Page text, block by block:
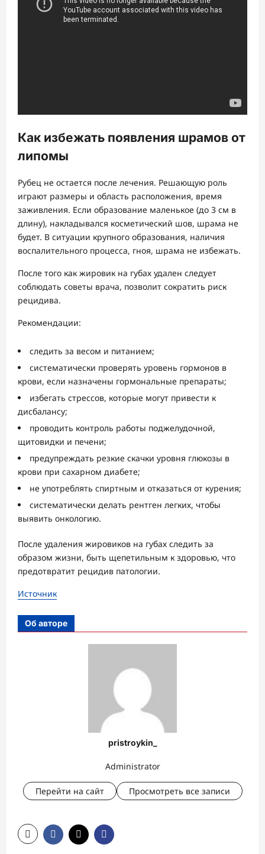
Как избежать появления шрамов от
липомы
Рубец не остается после лечения. Решающую роль
играют размеры и область расположения, время
заживления. Если образование маленькое (до 3 см в
длину), накладывался косметический шов, шрама не
будет. В ситуации крупного образования, наличия
воспалительного процесса, гноя, шрама не избежать.
После того как жировик на губах удален следует
соблюдать советы врача, позволит сократить риск
рецидива.
Рекомендации:
следить за весом и питанием;
систематически проверять уровень гормонов в
крови, если назначены гормональные препараты;
избегать стрессов, которые могут привести к
дисбалансу;
проводить контроль работы поджелудочной,
щитовидки и печени;
предупреждать резкие скачки уровня глюкозы в
крови при сахарном диабете;
не употреблять спиртным и отказаться от курения;
систематически делать рентген легких, чтобы
выявить онкологию.
После удаления жировиков на губах следить за
образом жизни, быть щепетильным к здоровью, что
предотвратит рецидив патологии.
Источник
Об авторе
pristroykin_
Administrator
Перейти на сайт Просмотреть все записи